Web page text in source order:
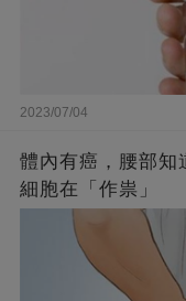
2023/07/04
體內有癌，腰部知
細胞在「作祟」